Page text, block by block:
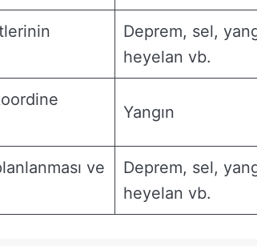
Deprem, sel,
heyelan vb.
Yangın
ve
Deprem, sel,
heyelan vb.